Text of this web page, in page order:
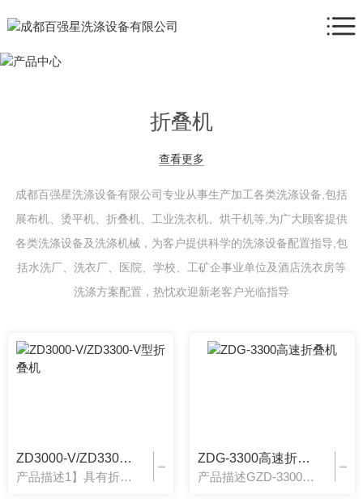
折叠机
查看更多
成都百强星洗涤设备有限公司专业从事生产加工各类洗涤设备,包括
展布机、烫平机、折叠机、工业洗衣机、烘干机等,为广大顾客提供
各类洗涤设备及洗涤机械，为客户提供科学的洗涤设备配置指导,包
括水洗厂、洗衣厂、医院、学校、工矿企事业单位及酒店洗衣房等
洗涤方案配置，热忱欢迎新老客户光临指导
ZD3000-V/ZD3300-V型折叠机
产品描述1】具有折叠规范的判别、保护和报警，具有自我诊断和自动管理系统；2】横、纵折叠启动控制，可实现两横两纵四通道折叠；3】具有速度闭环和光电检测控制系统及测速系统、传动系统的关键部位采用进口件；4】具有布料传送系统的速度控制和准备定位，对布料长度******测定并计算折叠长度；可实现过程控制，直接与烫平机联机运行，
ZDG-3300高速折叠机
产品描述GZD-3300高速折叠机简介：● 有折叠规范的判别、保护和报警，具有自我诊断和自动管理系统● 自带堆码系统● 横、纵折叠启动控制，可实现三横三纵折叠● 具有速度闭环和光电检测控制系统及测速系统、传动系统的关键部位采用进口件● 具有布草传送系统的速度控制和正确定位，对布草长度正确测定并计算● 高度智能化的PLC